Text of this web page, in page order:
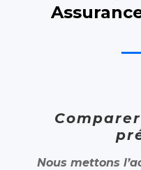
Nous mettons